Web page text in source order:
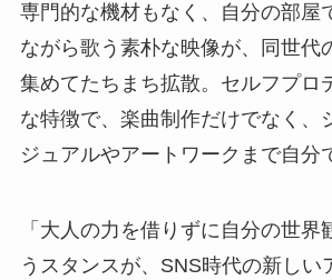
専門的な機材もなく、自分の部屋
ながら歌う素朴な映像が、同世代
集めてたちまち拡散。セルフプロ
な特徴で、楽曲制作だけでなく、
ジュアルやアートワークまで自分
「大人の力を借りずに自分の世界
うスタンスが、SNS時代の新しい